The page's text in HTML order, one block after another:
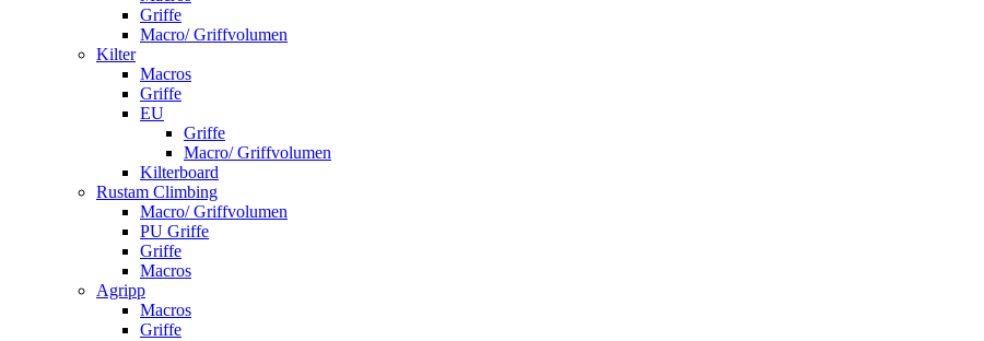
Griffe
Macro/ Griffvolumen
Kilter
Macros
Griffe
EU
Griffe
Macro/ Griffvolumen
Kilterboard
Rustam Climbing
Macro/ Griffvolumen
PU Griffe
Griffe
Macros
Agripp
Macros
Griffe